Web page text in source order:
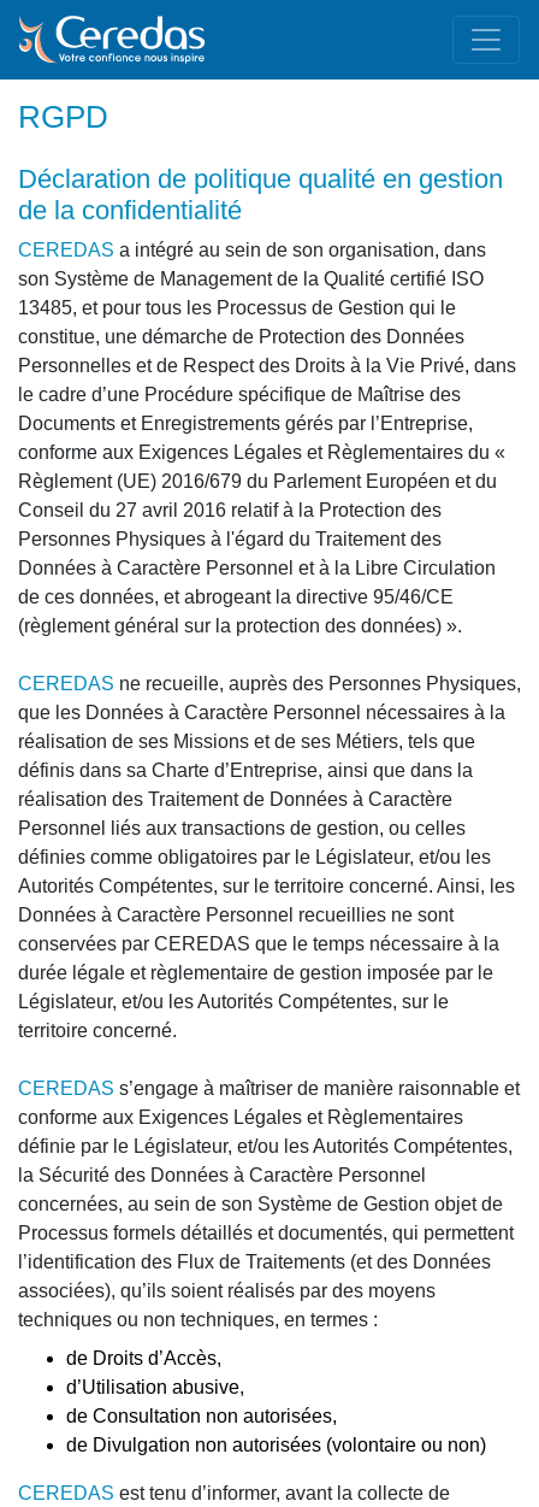
RGPD
déclaration de politique qualité en gestion
de la confidentialité
CEREDAS a intégré au sein de son organisation, dans
son Système de Management de la Qualité certifié ISO
13485, et pour tous les Processus de Gestion qui le
constitue, une démarche de Protection des Données
Personnelles et de Respect des Droits à la Vie Privé, dans
le cadre d’une Procédure spécifique de Maîtrise des
Documents et Enregistrements gérés par l’Entreprise,
conforme aux Exigences Légales et Règlementaires du «
Règlement (UE) 2016/679 du Parlement Européen et du
Conseil du 27 avril 2016 relatif à la Protection des
Personnes Physiques à l'égard du Traitement des
Données à Caractère Personnel et à la Libre Circulation
de ces données, et abrogeant la directive 95/46/CE
(règlement général sur la protection des données) ».
CEREDAS ne recueille, auprès des Personnes Physiques,
que les Données à Caractère Personnel nécessaires à la
réalisation de ses Missions et de ses Métiers, tels que
définis dans sa Charte d’Entreprise, ainsi que dans la
réalisation des Traitement de Données à Caractère
Personnel liés aux transactions de gestion, ou celles
définies comme obligatoires par le Législateur, et/ou les
Autorités Compétentes, sur le territoire concerné. Ainsi, les
Données à Caractère Personnel recueillies ne sont
conservées par CEREDAS que le temps nécessaire à la
durée légale et règlementaire de gestion imposée par le
Législateur, et/ou les Autorités Compétentes, sur le
territoire concerné.
CEREDAS s’engage à maîtriser de manière raisonnable et
conforme aux Exigences Légales et Règlementaires
définie par le Législateur, et/ou les Autorités Compétentes,
la Sécurité des Données à Caractère Personnel
concernées, au sein de son Système de Gestion objet de
Processus formels détaillés et documentés, qui permettent
l’identification des Flux de Traitements (et des Données
associées), qu’ils soient réalisés par des moyens
techniques ou non techniques, en termes :
de Droits d’Accès,
d’Utilisation abusive,
de Consultation non autorisées,
de Divulgation non autorisées (volontaire ou non)
CEREDAS est tenu d’informer, avant la collecte de